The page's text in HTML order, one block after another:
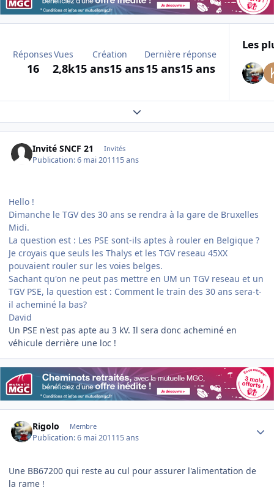
Réponses
16
Vues
2,8k
Création
15 ans15 ans
Dernière réponse
15 ans15 ans
Les
Expand topic overview
Invité SNCF 21 Invités
Publication:6 mai 201115 ans
Hello !
Dimanche le TGV des 30 ans se rendra à la gare de Bruxelles
Midi.
La question est : Les PSE sont-ils aptes à rouler en Belgique ?
Je croyais que seuls les Thalys et les TGV reseau 45XX
pouvaient rouler sur les voies belges.
Sachant qu'on ne peut pas mettre en UM un TGV reseau et un
TGV PSE, la question est : Comment le train des 30 ans sera-t-
il acheminé la bas?
David
Un PSE n'est pas apte au 3 kV. Il sera donc acheminé en
véhicule derrière une loc !
Rigolo Membre
Publication:6 mai 201115 ans
Une BB67200 qui reste au cul pour assurer l'alimentation de
la rame !